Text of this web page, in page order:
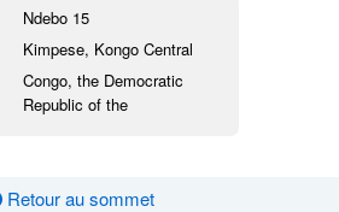
Ndebo 15
Kimpese, Kongo Central
Congo, the Democratic
Republic of the
Retour au sommet